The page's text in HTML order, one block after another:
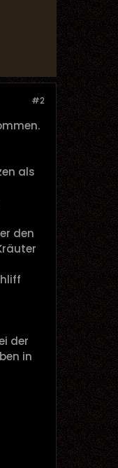
#2
als
den
der
in